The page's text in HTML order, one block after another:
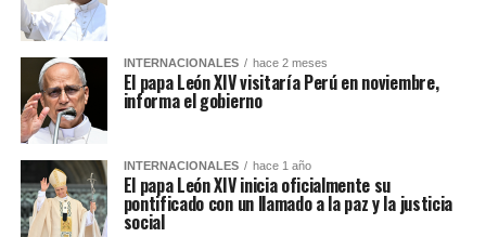
INTERNACIONALES hace 2 meses
El papa León XIV visitaría Perú en noviembre,
informa el gobierno
INTERNACIONALES hace 1 año
El papa León XIV inicia oficialmente su
pontificado con un llamado a la paz y la justicia
social